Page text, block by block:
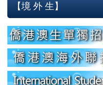
【境 外 生】